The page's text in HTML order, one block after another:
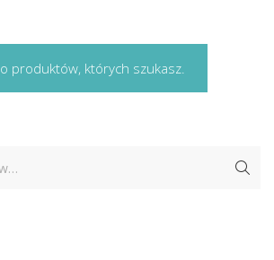
produktów, których szukasz.